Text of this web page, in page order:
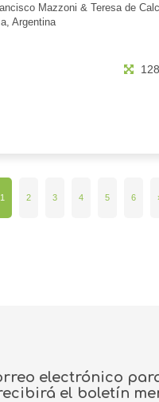
Mazzoni & Teresa de
Argentina
1 2 3 4 5 6 ›
electrónico
el boletín